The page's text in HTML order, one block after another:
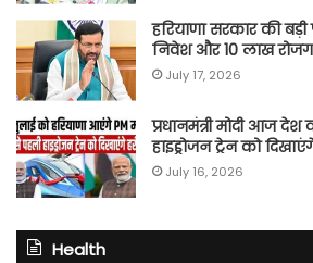
हरियाणा सरकार की
निवेश और 10 लाख
July 17, 2026
प्रधानमंत्री मोदी आज देश
हाइड्रोजन ट्रेन को
July 16, 2026
Health